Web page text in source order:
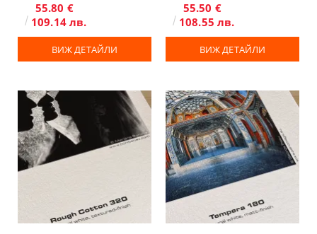
55.80 €
109.14 лв.
ВИЖ ДЕТАЙЛИ
55.50 €
108.55 лв.
ВИЖ ДЕТАЙЛИ